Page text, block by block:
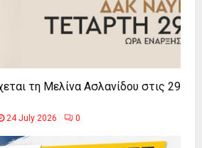
τη Μελίνα Ασλανίδου στις 29
24 July 2026 0